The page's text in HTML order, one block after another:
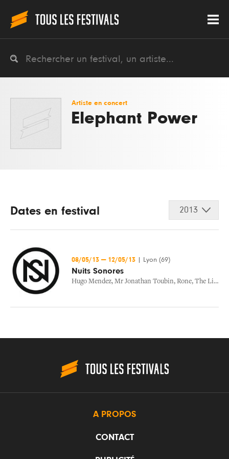
Artiste en concert
Elephant Power
Dates en festival 2013
08/05/13 — 12/05/13 Lyon (69)
Nuits Sonores
Hugo Mendez, Mr Jonathan Toubin, Rone, The Liminanas
A PROPOS
CONTACT